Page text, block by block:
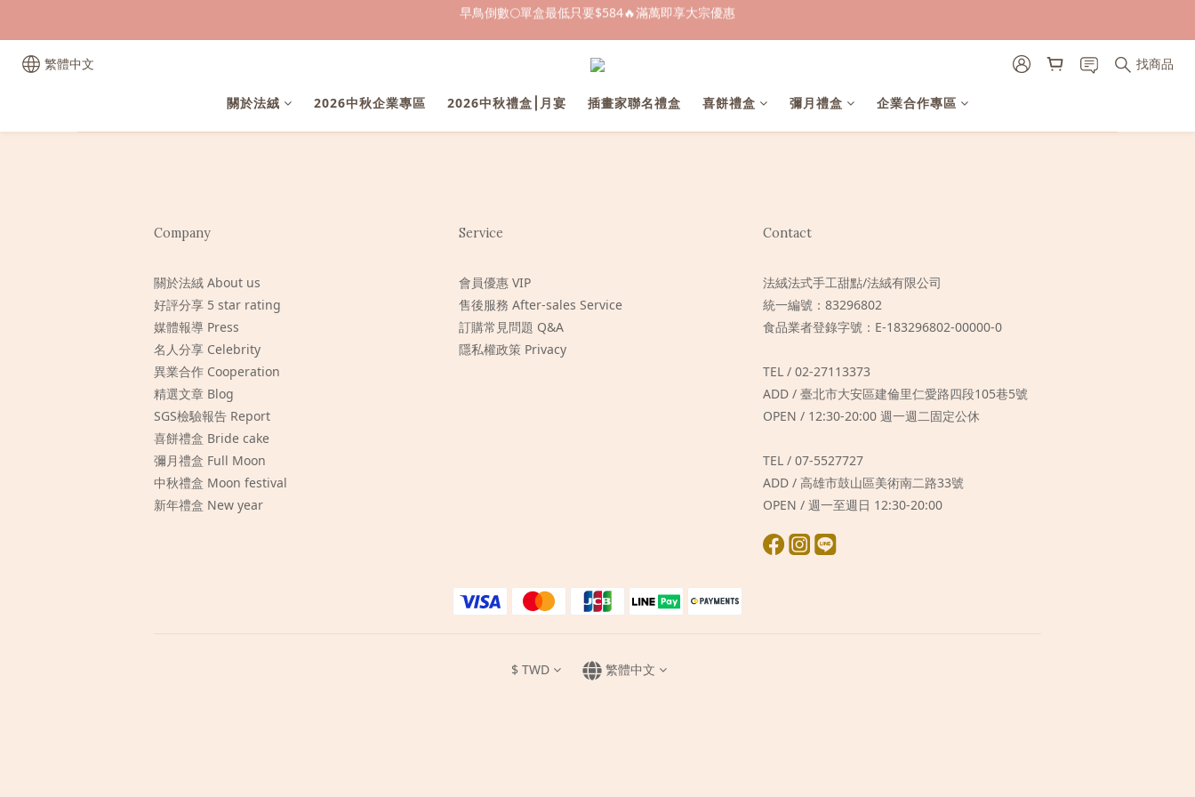
早鳥倒數🌕單盒最低只要$584🔥滿萬即享大宗優惠
早鳥倒數🌕單盒最低只要$584🔥滿萬即享大宗優惠
即日起～8/31 下訂喜餅送「拍拍印電子喜帖」💖
繁體中文 找商品
關於法絨 2026中秋企業專區 2026中秋禮盒⎮月宴 插畫家聯名禮盒 喜餅禮盒 彌月禮盒 企業合作專區
Company
關於法絨 About us
好評分享 5 star rating
媒體報導 Press
名人分享 Celebrity
異業合作 Cooperation
精選文章 Blog
SGS檢驗報告 Report
喜餅禮盒 Bride cake
彌月禮盒 Full Moon
中秋禮盒 Moon festival
新年禮盒 New year
Service
會員優惠 VIP
售後服務 After-sales Service
訂購常見問題 Q&A
隱私權政策 Privacy
Contact
法絨法式手工甜點/法絨有限公司
統一編號：83296802
食品業者登錄字號：E-183296802-00000-0
TEL / 02-27113373
ADD / 臺北市大安區建倫里仁愛路四段105巷5號
OPEN / 12:30-20:00 週一週二固定公休
TEL / 07-5527727
ADD / 高雄市鼓山區美術南二路33號
OPEN / 週一至週日 12:30-20:00
$ TWD 繁體中文